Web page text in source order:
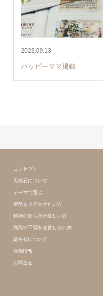
2023.09.13
ハッピーママ掲載
コンセプト
天然石について
テーマで選ぶ
運勢を上昇させたい方
精神の安らぎが欲しい方
病気や不調を改善したい方
誕生石について
店舗情報
お問合せ